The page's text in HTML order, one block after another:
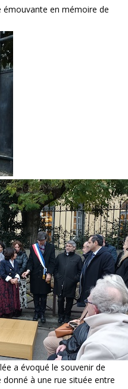
émouvante en mémoire de
a évoqué le souvenir de
à une rue située entre